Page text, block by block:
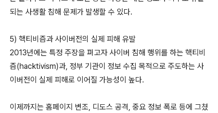
되는 사생활 침해 문제가 발생할 수 있다.
5) 핵티비즘과 사이버전의 실제 피해 유발
2013년에는 특정 주장을 펴고자 사이버 침해 행위를 하는 핵티비
즘(hacktivism)과, 정부 기관이 정보 수집 목적으로 주도하는 사
이버전이 실제 피해로 이어질 가능성이 높다.
이제까지는 홈페이지 변조, 디도스 공격, 중요 정보 폭로 등에 그쳤